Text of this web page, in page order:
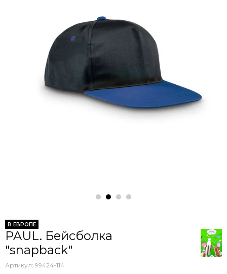
В ЕВРОПЕ
PAUL. Бейсболка
"snapback"
Артикул: 99424-114